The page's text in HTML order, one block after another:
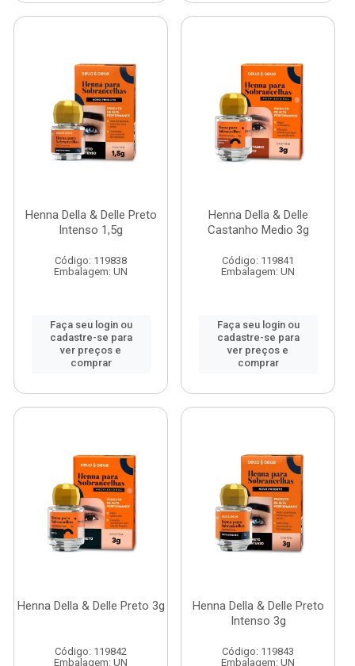
Henna Della & Delle Preto
Intenso 1,5g
Código: 119838
Embalagem: UN
Faça seu login ou
cadastre-se para
ver preços e
comprar
Henna Della & Delle
Castanho Medio 3g
Código: 119841
Embalagem: UN
Faça seu login ou
cadastre-se para
ver preços e
comprar
Henna Della & Delle Preto 3g
Código: 119842
Embalagem: UN
Henna Della & Delle Preto
Intenso 3g
Código: 119843
Embalagem: UN